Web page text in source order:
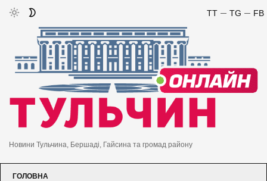
FB
TG
TT
Новини Тульчина, Бершаді, Гайсина та громад району
ГОЛОВНА